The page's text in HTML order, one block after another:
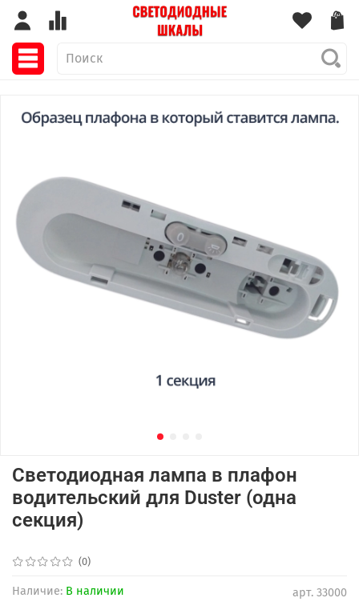
(0)
арт. 33000
Наличие: В наличии
Светодиодная лампа в плафон
водительский для Duster (одна
секция)